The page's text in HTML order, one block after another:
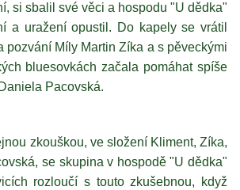
si sbalil své věci a hospodu "U dědka"
a uražení opustil. Do kapely se vrátil
pozvání Míly Martin Zíka a s pěveckými
bluesovkách začala pomáhat spíše
Pacovská.
zkouškou, ve složení Kliment, Zíka,
se skupina v hospodě "U dědka"
rozloučí s touto zkušebnou, když